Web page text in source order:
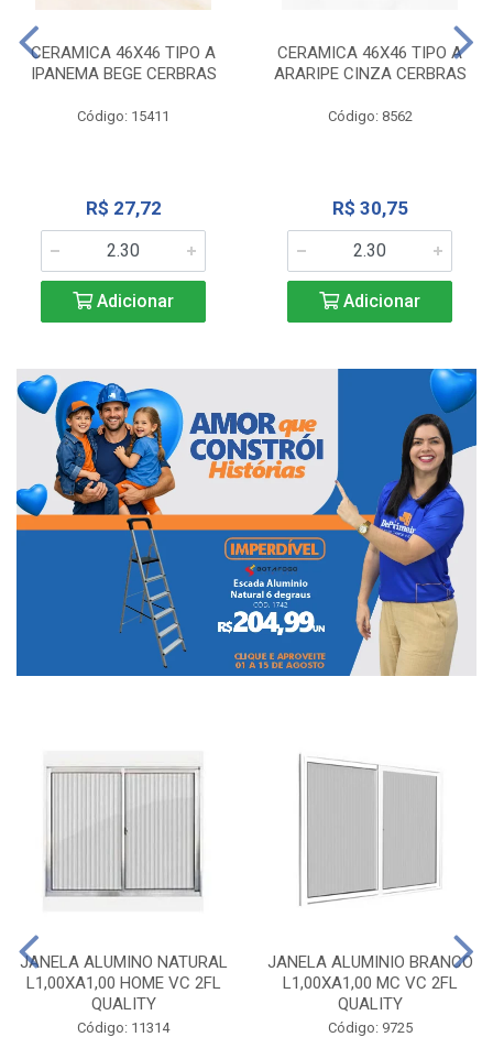
CERAMICA 46X46 TIPO A
IPANEMA BEGE CERBRAS
Código: 15411
R$ 27,72
Adicionar
CERAMICA 46X46 TIPO A
ARARIPE CINZA CERBRAS
Código: 8562
R$ 30,75
Adicionar
JANELA ALUMINO NATURAL
L1,00XA1,00 HOME VC 2FL
QUALITY
Código: 11314
JANELA ALUMINIO BRANCO
L1,00XA1,00 MC VC 2FL
QUALITY
Código: 9725